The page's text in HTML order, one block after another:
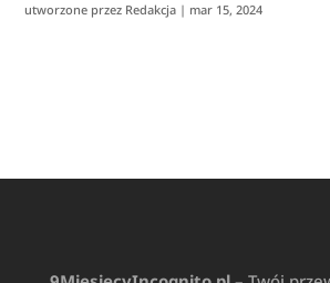
utworzone przez Redakcja | mar 15, 2024